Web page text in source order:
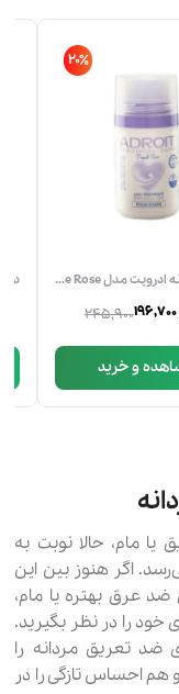
20٪
دئورولان زنانه ادرویت مدل Purple Rose حجم 50 میلی لیتر
245,900
و خرید
مام، حالا نوبت به
اگر هنوز بین این
عرق بهتره یا مام،
خود را در نظر بگیرید.
تعریق مردانه را
هم احساس تازگی را در